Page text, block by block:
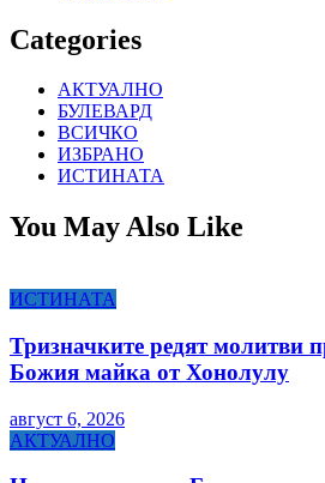
Categories
АКТУАЛНО
БУЛЕВАРД
ВСИЧКО
ИЗБРАНО
ИСТИНАТА
You May Also Like
ИСТИНАТА
Тризначките редят молитви
Божия майка от Хонолулу
август 6, 2026
АКТУАЛНО